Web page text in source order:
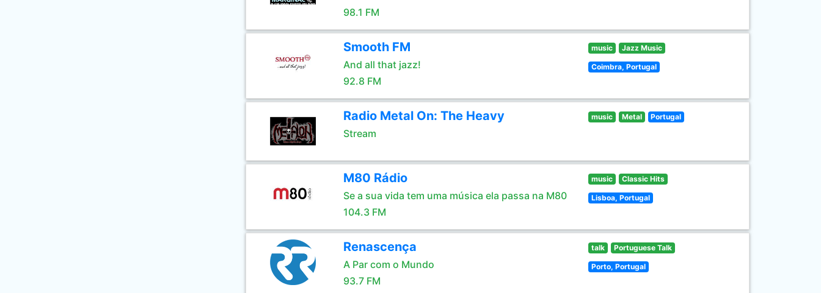
98.1 FM
Smooth FM
And all that jazz!
92.8 FM
music Jazz Music
Coimbra, Portugal
Radio Metal On: The Heavy
Stream
music Metal Portugal
M80 Rádio
Se a sua vida tem uma música ela passa na M80
104.3 FM
music Classic Hits
Lisboa, Portugal
Renascença
A Par com o Mundo
93.7 FM
talk Portuguese Talk
Porto, Portugal